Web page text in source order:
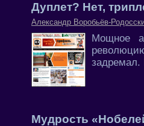
Дуплет? Нет,
Александр Воробьёв-
Мощное
задремал.
Мудрость